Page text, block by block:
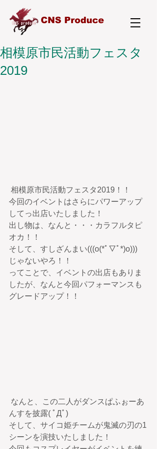
CNS Produce
相模原市民活動フェスタ
2019
相模原市民活動フェスタ2019！！
今回のイベントはさらにパワーアップ
してっ出店いたしました！
出し物は、なんと・・・カラフルタピ
オカ！！
そして、すしざんまい(((o(*ﾟ▽ﾟ*)o)))
じゃないやろ！！
ってことで、イベントの出店もありま
したが、なんと今回パフォーマンスも
グレードアップ！！
んすを披露( ﾟДﾟ)
そして、サイコ姫チームが鬼滅の刃の1
シーンを演技いたしました！